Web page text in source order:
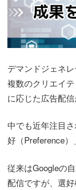
デマンドジェネ
複数のクリエイ
に応じた広告配信
中でも近年注目
好（Preference）
従来はGoogleの
配信ですが、選